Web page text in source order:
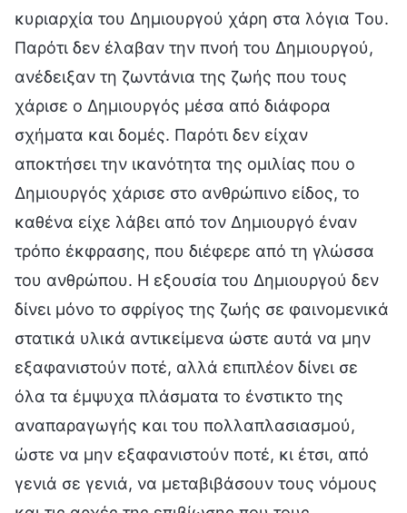
κυριαρχία του Δημιουργού χάρη στα λόγια Του.
Παρότι δεν έλαβαν την πνοή του Δημιουργού,
ανέδειξαν τη ζωντάνια της ζωής που τους
χάρισε ο Δημιουργός μέσα από διάφορα
σχήματα και δομές. Παρότι δεν είχαν
αποκτήσει την ικανότητα της ομιλίας που ο
Δημιουργός χάρισε στο ανθρώπινο είδος, το
καθένα είχε λάβει από τον Δημιουργό έναν
τρόπο έκφρασης, που διέφερε από τη γλώσσα
του ανθρώπου. Η εξουσία του Δημιουργού δεν
δίνει μόνο το σφρίγος της ζωής σε φαινομενικά
στατικά υλικά αντικείμενα ώστε αυτά να μην
εξαφανιστούν ποτέ, αλλά επιπλέον δίνει σε
όλα τα έμψυχα πλάσματα το ένστικτο της
αναπαραγωγής και του πολλαπλασιασμού,
ώστε να μην εξαφανιστούν ποτέ, κι έτσι, από
γενιά σε γενιά, να μεταβιβάσουν τους νόμους